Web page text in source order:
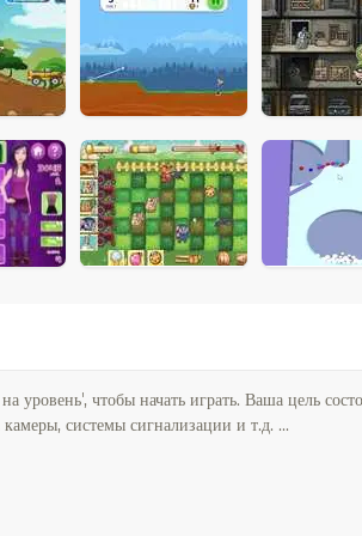
уровень', чтобы начать играть. Ваша цель
системы сигнализации и т.д. ...